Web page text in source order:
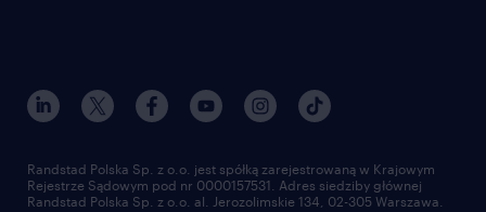
Randstad Polska Sp. z o.o. jest spółką zarejestrowaną w Krajowym
Rejestrze Sądowym pod nr 0000157531. Adres siedziby głównej
Randstad Polska Sp. z o.o. al. Jerozolimskie 134, 02-305 Warszawa.